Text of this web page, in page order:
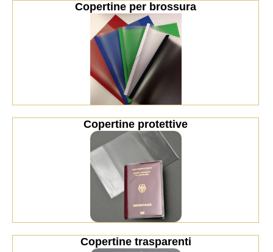
Copertine per brossura
Copertine protettive
Copertine trasparenti